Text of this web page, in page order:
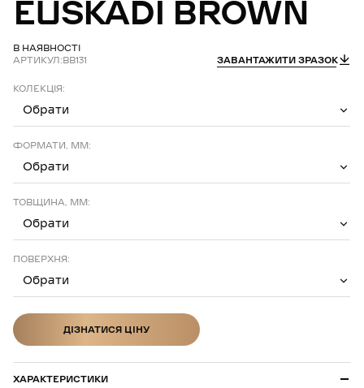
EUSKADI BROWN
В НАЯВНОСТІ
АРТИКУЛ:BB131 ЗАВАНТАЖИТИ ЗРАЗОК
КОЛЕКЦІЯ:
Обрати
ФОРМАТИ, ММ:
Обрати
ТОВЩИНА, ММ:
Обрати
ПОВЕРХНЯ:
Обрати
ДІЗНАТИСЯ ЦІНУ
ХАРАКТЕРИСТИКИ